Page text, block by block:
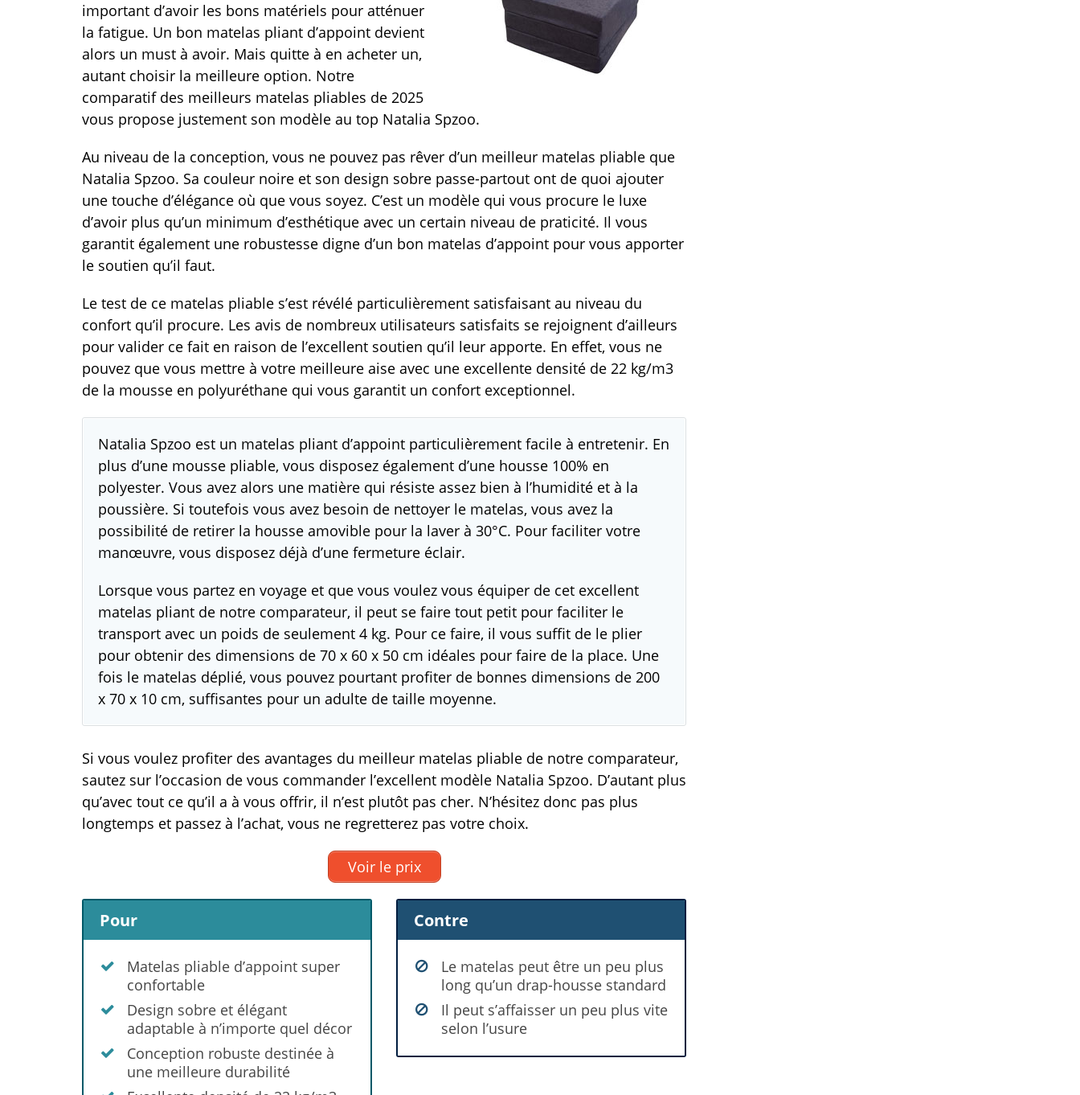
important d’avoir les bons matériels pour atténuer
la fatigue. Un bon matelas pliant d’appoint devient
alors un must à avoir. Mais quitte à en acheter un,
autant choisir la meilleure option. Notre
comparatif des meilleurs matelas pliables de 2025
vous propose justement son modèle au top Natalia Spzoo.
Au niveau de la conception, vous ne pouvez pas rêver d’un meilleur matelas pliable que
Natalia Spzoo. Sa couleur noire et son design sobre passe-partout ont de quoi ajouter
une touche d’élégance où que vous soyez. C’est un modèle qui vous procure le luxe
d’avoir plus qu’un minimum d’esthétique avec un certain niveau de praticité. Il vous
garantit également une robustesse digne d’un bon matelas d’appoint pour vous apporter
le soutien qu’il faut.
Le test de ce matelas pliable s’est révélé particulièrement satisfaisant au niveau du
confort qu’il procure. Les avis de nombreux utilisateurs satisfaits se rejoignent d’ailleurs
pour valider ce fait en raison de l’excellent soutien qu’il leur apporte. En effet, vous ne
pouvez que vous mettre à votre meilleure aise avec une excellente densité de 22 kg/m3
de la mousse en polyuréthane qui vous garantit un confort exceptionnel.
Natalia Spzoo est un matelas pliant d’appoint particulièrement facile à entretenir. En
plus d’une mousse pliable, vous disposez également d’une housse 100% en
polyester. Vous avez alors une matière qui résiste assez bien à l’humidité et à la
poussière. Si toutefois vous avez besoin de nettoyer le matelas, vous avez la
possibilité de retirer la housse amovible pour la laver à 30°C. Pour faciliter votre
manœuvre, vous disposez déjà d’une fermeture éclair.
Lorsque vous partez en voyage et que vous voulez vous équiper de cet excellent
matelas pliant de notre comparateur, il peut se faire tout petit pour faciliter le
transport avec un poids de seulement 4 kg. Pour ce faire, il vous suffit de le plier
pour obtenir des dimensions de 70 x 60 x 50 cm idéales pour faire de la place. Une
fois le matelas déplié, vous pouvez pourtant profiter de bonnes dimensions de 200
x 70 x 10 cm, suffisantes pour un adulte de taille moyenne.
Si vous voulez profiter des avantages du meilleur matelas pliable de notre comparateur,
sautez sur l’occasion de vous commander l’excellent modèle Natalia Spzoo. D’autant plus
qu’avec tout ce qu’il a à vous offrir, il n’est plutôt pas cher. N’hésitez donc pas plus
longtemps et passez à l’achat, vous ne regretterez pas votre choix.
Voir le prix
Pour
Matelas pliable d’appoint super
confortable
Design sobre et élégant
adaptable à n’importe quel décor
Conception robuste destinée à
une meilleure durabilité
Contre
Le matelas peut être un peu plus
long qu’un drap-housse standard
Il peut s’affaisser un peu plus vite
selon l’usure